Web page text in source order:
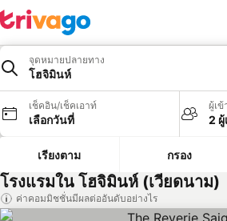
จุดหมายปลายทาง
โฮจิมินห์
เช็คอิน/เช็คเอาท์
เลือกวันที่
ผู้เ
2 ผู้
เรียงตาม กรอง
โรงแรมใน โฮจิมินห์ (เวียดนาม)
ค่าคอมมิชชั่นมีผลต่ออันดับอย่างไร